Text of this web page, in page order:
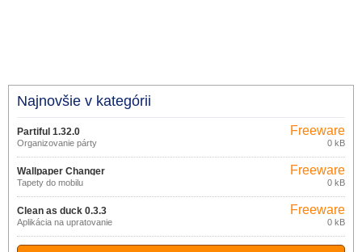
Najnovšie v kategórii
Partiful 1.32.0
Organizovanie párty
Freeware
0 kB
Wallpaper Changer
Tapety do mobilu
Freeware
0 kB
Clean as duck 0.3.3
Aplikácia na upratovanie
Freeware
0 kB